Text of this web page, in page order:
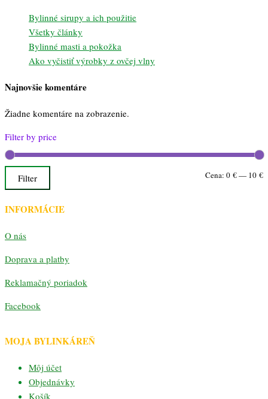
Bylinné sirupy a ich použitie
Všetky články
Bylinné masti a pokožka
Ako vyčistiť výrobky z ovčej vlny
Najnovšie komentáre
Žiadne komentáre na zobrazenie.
Filter by price
Filter Cena: 0 €— 10 €
INFORMÁCIE
O nás
Doprava a platby
Reklamačný poriadok
Facebook
MOJA BYLINKÁREŇ
Môj účet
Objednávky
Košík